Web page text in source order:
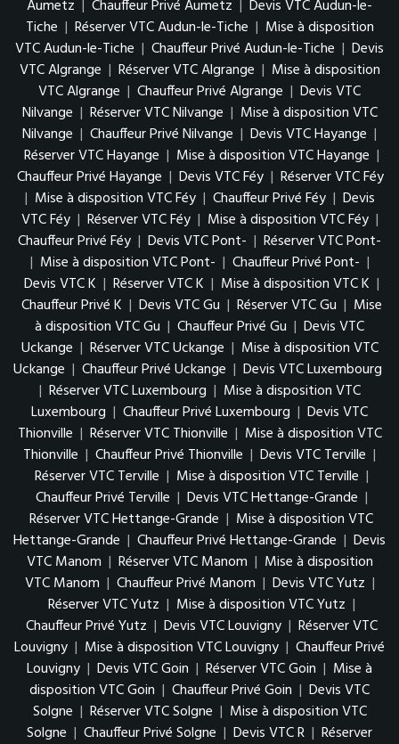
Aumetz | Chauffeur Privé Aumetz | Devis VTC Audun-le-
Tiche | Réserver VTC Audun-le-Tiche | Mise à disposition
VTC Audun-le-Tiche | Chauffeur Privé Audun-le-Tiche | Devis
VTC Algrange | Réserver VTC Algrange | Mise à disposition
VTC Algrange | Chauffeur Privé Algrange | Devis VTC
Nilvange | Réserver VTC Nilvange | Mise à disposition VTC
Nilvange | Chauffeur Privé Nilvange | Devis VTC Hayange |
Réserver VTC Hayange | Mise à disposition VTC Hayange |
Chauffeur Privé Hayange | Devis VTC Féy | Réserver VTC Féy
| Mise à disposition VTC Féy | Chauffeur Privé Féy | Devis
VTC Féy | Réserver VTC Féy | Mise à disposition VTC Féy |
Chauffeur Privé Féy | Devis VTC Pont- | Réserver VTC Pont-
| Mise à disposition VTC Pont- | Chauffeur Privé Pont- |
Devis VTC K | Réserver VTC K | Mise à disposition VTC K |
Chauffeur Privé K | Devis VTC Gu | Réserver VTC Gu | Mise
à disposition VTC Gu | Chauffeur Privé Gu | Devis VTC
Uckange | Réserver VTC Uckange | Mise à disposition VTC
Uckange | Chauffeur Privé Uckange | Devis VTC Luxembourg
| Réserver VTC Luxembourg | Mise à disposition VTC
Luxembourg | Chauffeur Privé Luxembourg | Devis VTC
Thionville | Réserver VTC Thionville | Mise à disposition VTC
Thionville | Chauffeur Privé Thionville | Devis VTC Terville |
Réserver VTC Terville | Mise à disposition VTC Terville |
Chauffeur Privé Terville | Devis VTC Hettange-Grande |
Réserver VTC Hettange-Grande | Mise à disposition VTC
Hettange-Grande | Chauffeur Privé Hettange-Grande | Devis
VTC Manom | Réserver VTC Manom | Mise à disposition
VTC Manom | Chauffeur Privé Manom | Devis VTC Yutz |
Réserver VTC Yutz | Mise à disposition VTC Yutz |
Chauffeur Privé Yutz | Devis VTC Louvigny | Réserver VTC
Louvigny | Mise à disposition VTC Louvigny | Chauffeur Privé
Louvigny | Devis VTC Goin | Réserver VTC Goin | Mise à
disposition VTC Goin | Chauffeur Privé Goin | Devis VTC
Solgne | Réserver VTC Solgne | Mise à disposition VTC
Solgne | Chauffeur Privé Solgne | Devis VTC R | Réserver